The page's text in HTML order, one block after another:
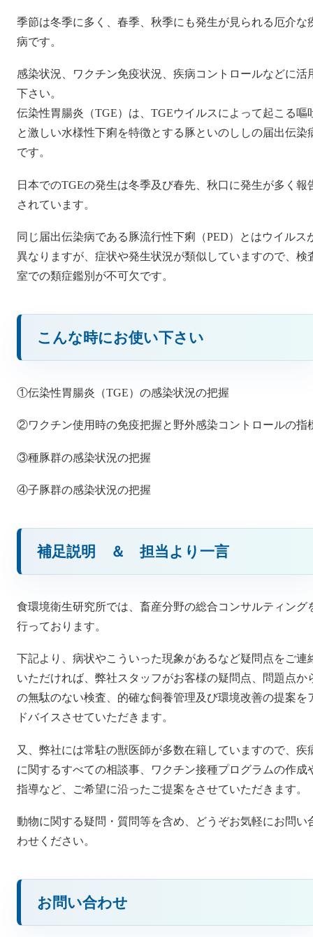
季節は冬季に多く、春季、秋季にも発生が見られる厄介な
病です。
感染状況、ワクチン免疫状況、疾病コントロールなどに活
下さい。
伝染性胃腸炎（TGE）は、TGEウイルスによって起こる嘔
と激しい水様性下痢を特徴とする豚といのししの届出伝染
です。
日本でのTGEの発生は冬季及び春先、秋口に発生が多く報
されています。
同じ届出伝染病である豚流行性下痢（PED）とはウイルス
異なりますが、症状や発生状況が類似していますので、検
室での類症鑑別が不可欠です。
こんな時にお使い下さい
①伝染性胃腸炎（TGE）の感染状況の把握
②ワクチン使用時の免疫把握と野外感染コントロールの指
③種豚群の感染状況の把握
④子豚群の感染状況の把握
補足説明 ＆ 担当より一言
食環境衛生研究所では、畜産分野の総合コンサルティング
行っております。
下記より、病状やこういった現象があるなど疑問点をご連
いただければ、弊社スタッフがお客様の疑問点、問題点か
の無駄のない検査、的確な飼養管理及び環境改善の提案を
ドバイスさせていただきます。
又、弊社には常駐の獣医師が多数在籍していますので、疾
に関するすべての相談事、ワクチン接種プログラムの作成
指導など、ご希望に沿ったご提案をさせていただきます。
動物に関する疑問・質問等を含め、どうぞお気軽にお問い
わせください。
お問い合わせ